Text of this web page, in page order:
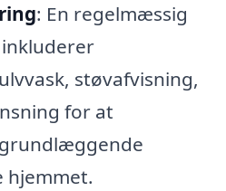
: En regelmæssig
støvafvisning,
for at
hjemmet.